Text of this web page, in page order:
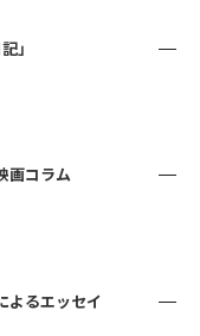
」
画コラム
よるエッセイ